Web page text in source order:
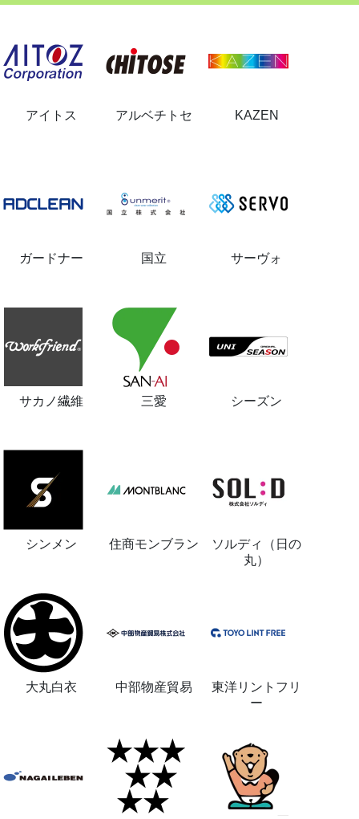
アイトス アルベチトセ KAZEN
ガードナー 国立 サーヴォ
サカノ繊維 三愛 シーズン
シンメン 住商モンブラン
ソルディ（日の
丸）
大丸白衣 中部物産貿易
東洋リントフリ
ー